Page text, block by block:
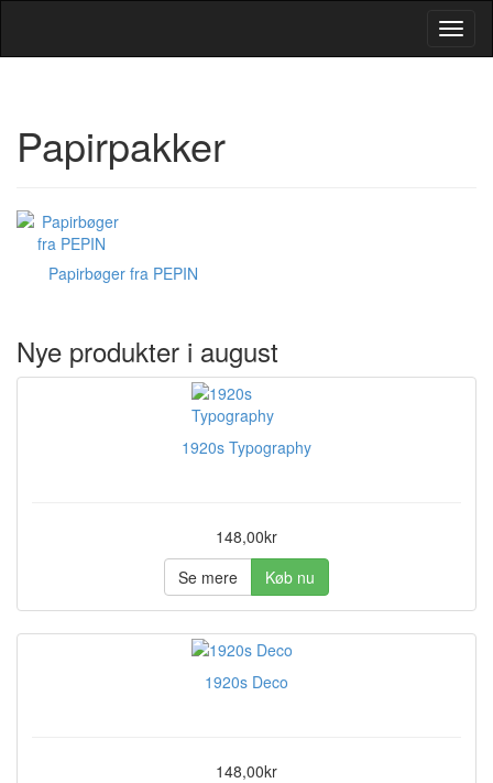
Papirpakker
Papirbøger fra PEPIN
Nye produkter i august
1920s Typography
148,00kr
Se mere
Køb nu
1920s Deco
148,00kr